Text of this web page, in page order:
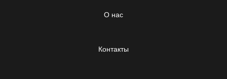
О нас
Контакты